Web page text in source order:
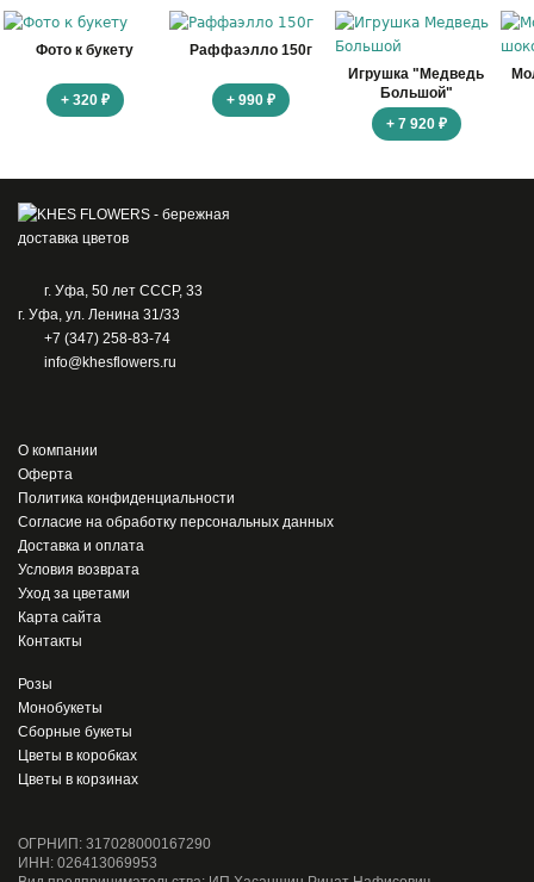
Фото к букету
+ 320 ₽
Раффаэлло 150г
+ 990 ₽
Игрушка "Медведь
Большой"
+ 7 920 ₽
г. Уфа, 50 лет СССР, 33
г. Уфа, ул. Ленина 31/33
+7 (347) 258-83-74
info@khesflowers.ru
О компании
Оферта
Политика конфиденциальности
Согласие на обработку персональных данных
Доставка и оплата
Условия возврата
Уход за цветами
Карта сайта
Контакты
Розы
Монобукеты
Сборные букеты
Цветы в коробках
Цветы в корзинах
ОГРНИП: 317028000167290
ИНН: 026413069953